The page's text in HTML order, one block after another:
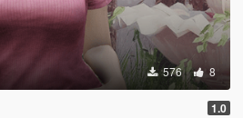
576 8
1.0